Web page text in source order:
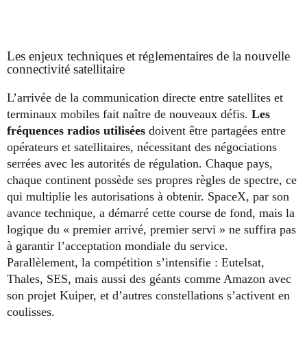
Les enjeux techniques et réglementaires de la nouvelle
connectivité satellitaire
L’arrivée de la communication directe entre satellites et
terminaux mobiles fait naître de nouveaux défis. Les
fréquences radios utilisées doivent être partagées entre
opérateurs et satellitaires, nécessitant des négociations
serrées avec les autorités de régulation. Chaque pays,
chaque continent possède ses propres règles de spectre, ce
qui multiplie les autorisations à obtenir. SpaceX, par son
avance technique, a démarré cette course de fond, mais la
logique du « premier arrivé, premier servi » ne suffira pas
à garantir l’acceptation mondiale du service.
Parallèlement, la compétition s’intensifie : Eutelsat,
Thales, SES, mais aussi des géants comme Amazon avec
son projet Kuiper, et d’autres constellations s’activent en
coulisses.